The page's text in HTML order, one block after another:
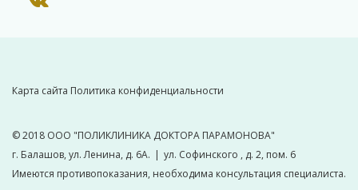
Карта сайта Политика конфиденциальности
© 2018 ООО "ПОЛИКЛИНИКА ДОКТОРА ПАРАМОНОВА"
г. Балашов, ул. Ленина, д. 6А. | ул. Софинского , д. 2, пом. 6
Имеются противопоказания, необходима консультация специалиста.